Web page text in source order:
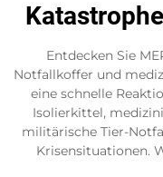
Entdecken Sie
Notfallkoffer und
eine schnelle
Isolierkittel,
militärische Tier-
Krisensituationen.